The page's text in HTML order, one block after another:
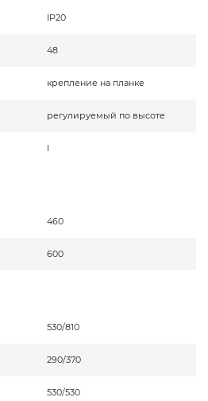
IP20
48
крепление на планке
регулируемый по высоте
I
460
600
530/810
290/370
530/530